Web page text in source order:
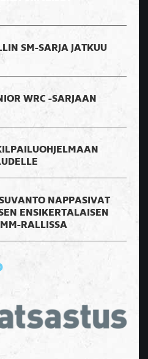
SM-SARJA JATKUU
WRC -SARJAAN
NAPPASIVAT
ENSIKERTALAISEN
RALLISSA